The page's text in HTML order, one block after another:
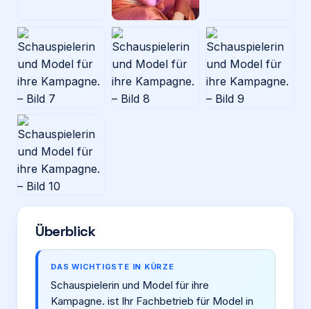
Überblick
DAS WICHTIGSTE IN KÜRZE
Schauspielerin und Model für ihre
Kampagne. ist Ihr Fachbetrieb für Model in